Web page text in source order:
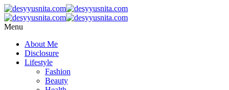
Menu
About Me
Disclosure
Lifestyle
Fashion
Beauty